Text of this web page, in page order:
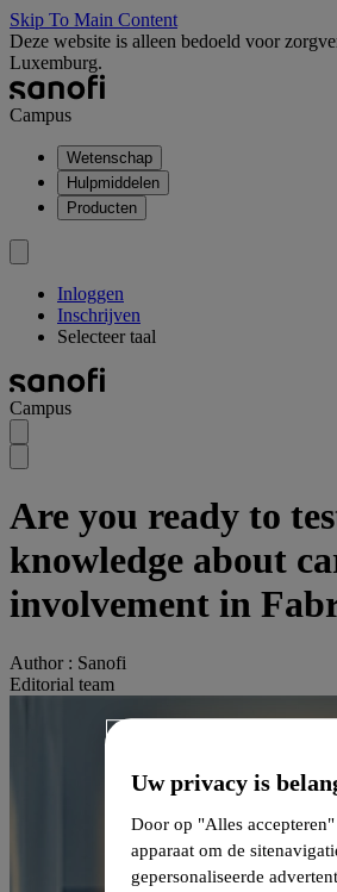
Skip To Main Content
Deze website is alleen bedoeld voor
Luxemburg.
Campus
Wetenschap
Hulpmiddelen
Producten
Inloggen
Inschrijven
Selecteer taal
Campus
Are you ready to
knowledge about
involvement in
Author : Sanofi
Editorial team
Uw privacy is
Door op "Alles
apparaat om de
gepersonaliseerde